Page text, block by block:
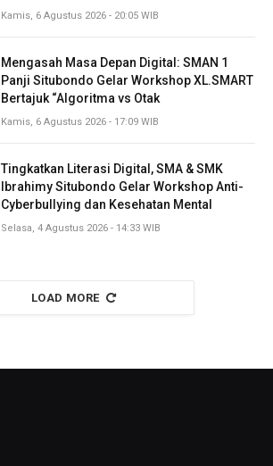
Kamis, 6 Agustus 2026 - 20:05 WIB
Mengasah Masa Depan Digital: SMAN 1
Panji Situbondo Gelar Workshop XL.SMART
Bertajuk “Algoritma vs Otak
Kamis, 6 Agustus 2026 - 17:09 WIB
Tingkatkan Literasi Digital, SMA & SMK
Ibrahimy Situbondo Gelar Workshop Anti-
Cyberbullying dan Kesehatan Mental
Selasa, 4 Agustus 2026 - 14:33 WIB
LOAD MORE